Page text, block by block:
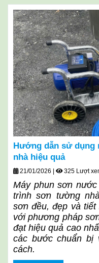
Hướng dẫn sử
nhà hiệu quả
21/01/2026 | 325 Lượt
Máy phun sơn
trình sơn tường
sơn đều, đẹp và
với phương pháp
đạt hiệu quả cao
các bước chuẩn bị
cách.